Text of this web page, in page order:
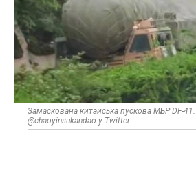
Замаскована китайська пускова МБР DF-
@chaoyinsukandao у Twitter